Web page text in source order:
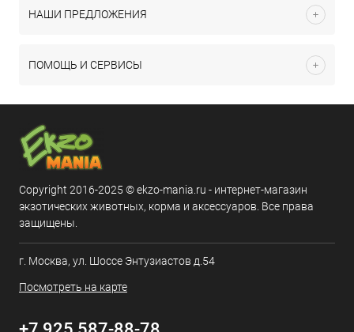
НАШИ ПРЕДЛОЖЕНИЯ
ПОМОЩЬ И СЕРВИСЫ
Copyright 2016-2025 © ekzo-mania.ru - интернет-магазин
экзотических животных, корма и аксессуаров. Все права
защищены.
г. Москва, ул. Шоссе Энтузиастов д.54
Посмотреть на карте